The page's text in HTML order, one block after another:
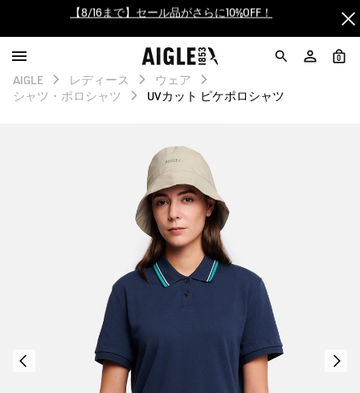
【最大50%OFF】FINAL SALEがスタート！
ログイン/会員登録で送料＆返品無料
AIGLE CLUB ポイントサービス終了のお知らせ
【最大50%OFF】FINAL SALEがスタート！
ログイン/会員登録で送料＆返品無料
AIGLE CLUB ポイントサービス終了のお知らせ
0
AIGLE レディース
ウェア
シャツ・ポロシャツ
UVカット ピケポロシャツ